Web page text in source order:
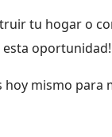
tu hogar o
esta oportunidad!
hoy mismo para